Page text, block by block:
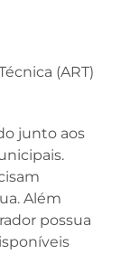
(ART)
junto aos
Além
possua